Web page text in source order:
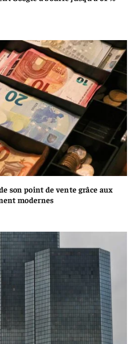
son point de vente grâce aux
modernes